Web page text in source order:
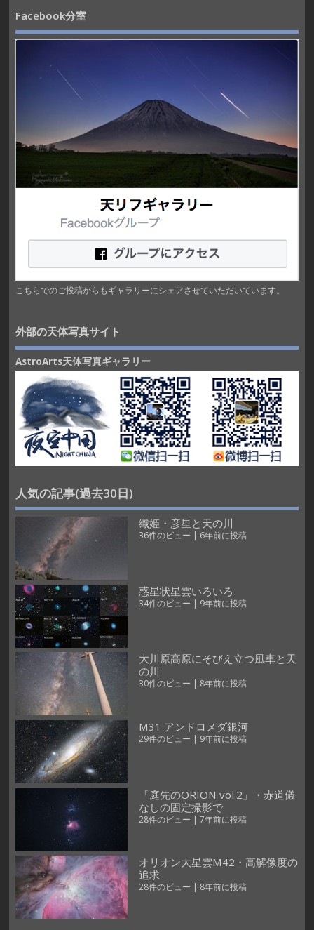
Facebook分室
こちらでのご投稿からもギャラリーにシェアさせていただいています。
外部の天体写真サイト
AstroArts天体写真ギャラリー
人気の記事(過去30日)
織姫・彦星と天の川
36件のビュー | 6年前に投稿
惑星状星雲いろいろ
34件のビュー | 9年前に投稿
大川原高原にそびえ立つ風車と天
の川
30件のビュー 8年前に投稿
M31 アンドロメダ銀河
29件のビュー | 9年前に投稿
「庭先のORION vol.2」・赤道儀
なしの固定撮影で
28件のビュー | 7年前に投稿
オリオン大星雲M42・高解像度の
追求
28件のビュー | 8年前に投稿